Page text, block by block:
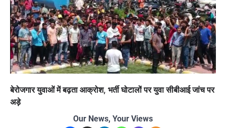
बेरोजगार युवाओं में बढ़ता आक्रोश, भर्ती घोटालों पर युवा सीबीआई जांच पर
अड़े
Our News, Your Views